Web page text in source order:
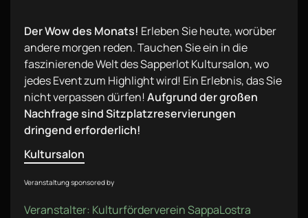
Der Wow des Monats! Erleben Sie heute, worüber
andere morgen reden. Tauchen Sie ein in die
faszinierende Welt des Sapperlot Kultursalon, wo
jedes Event zum Highlight wird! Ein Erlebnis, das Sie
nicht verpassen dürfen! Aufgrund der großen
Nachfrage sind Sitzplatzreservierungen
dringend erforderlich!
Kultursalon
Veranstaltung sponsored by
Veranstalter: Kulturförderverein SappaLostra